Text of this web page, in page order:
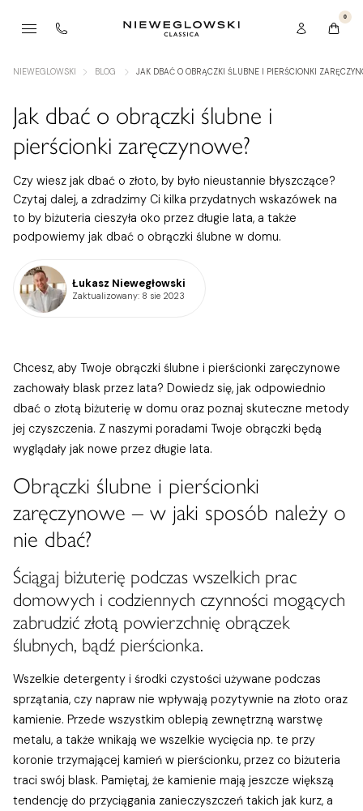
0
NIEWEGLOWSKI BLOG JAK DBAĆ O OBRĄCZKI ŚLUBNE I PIERŚCIONKI
Jak dbać o obrączki ślubne i
pierścionki zaręczynowe?
Czy wiesz jak dbać o złoto, by było nieustannie błyszczące?
Czytaj dalej, a zdradzimy Ci kilka przydatnych wskazówek na
to by biżuteria cieszyła oko przez długie lata, a także
podpowiemy jak dbać o obrączki ślubne w domu.
Łukasz Niewegłowski
Zaktualizowany: 8 sie 2023
Chcesz, aby Twoje obrączki ślubne i pierścionki zaręczynowe
zachowały blask przez lata? Dowiedz się, jak odpowiednio
dbać o złotą biżuterię w domu oraz poznaj skuteczne metody
jej czyszczenia. Z naszymi poradami Twoje obrączki będą
wyglądały jak nowe przez długie lata.
Obrączki ślubne i pierścionki
zaręczynowe – w jaki sposób należy o
nie dbać?
Ściągaj biżuterię podczas wszelkich prac
domowych i codziennych czynności mogących
zabrudzić złotą powierzchnię obrączek
ślubnych, bądź pierścionka.
Wszelkie detergenty i środki czystości używane podczas
sprzątania, czy napraw nie wpływają pozytywnie na złoto oraz
kamienie. Przede wszystkim oblepią zewnętrzną warstwę
metalu, a także wnikają we wszelkie wycięcia np. te przy
koronie trzymającej kamień w pierścionku, przez co biżuteria
traci swój blask. Pamiętaj, że kamienie mają jeszcze większą
tendencję do przyciągania zanieczyszczeń takich jak kurz, a